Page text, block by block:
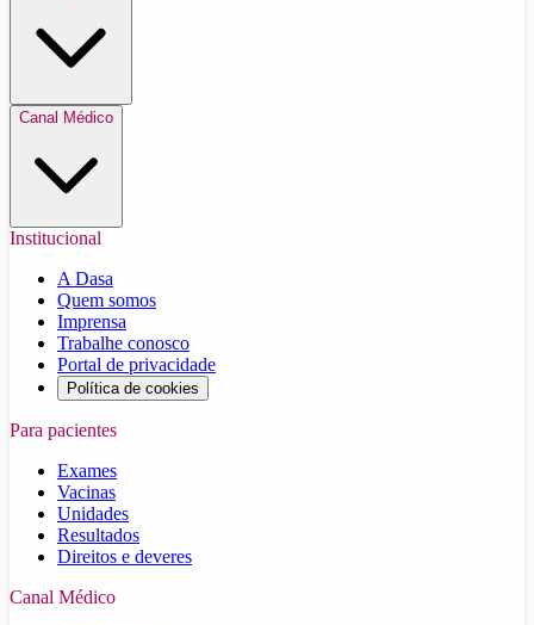
Canal Médico
Institucional
A Dasa
Quem somos
Imprensa
Trabalhe conosco
Portal de privacidade
Política de cookies
Para pacientes
Exames
Vacinas
Unidades
Resultados
Direitos e deveres
Canal Médico